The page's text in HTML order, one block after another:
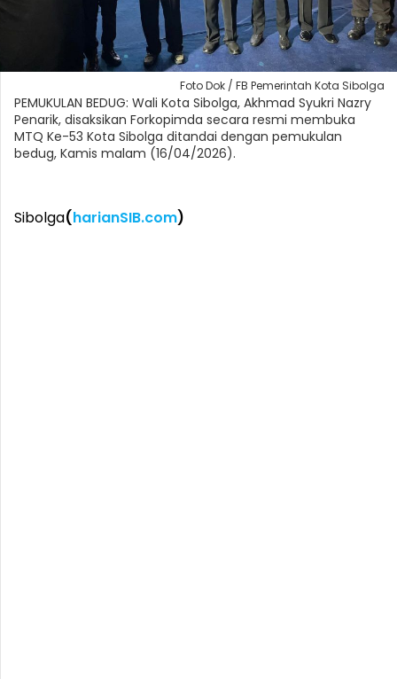
Foto Dok / FB Pemerintah Kota Sibolga
PEMUKULAN BEDUG: Wali Kota Sibolga, Akhmad Syukri Nazry
Penarik, disaksikan Forkopimda secara resmi membuka
MTQ Ke-53 Kota Sibolga ditandai dengan pemukulan
bedug, Kamis malam (16/04/2026).
Sibolga(harianSIB.com)